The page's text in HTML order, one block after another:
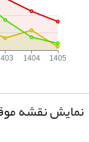
نمایش نقشه